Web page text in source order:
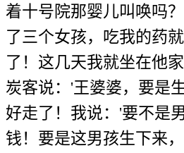
着十号院那婴儿叫唤吗
了三个女孩，吃我的药
了！这几天我就坐在他
炭客说：'王婆婆，要是
好走了！我说：'要不是
钱！要是这男孩生下来